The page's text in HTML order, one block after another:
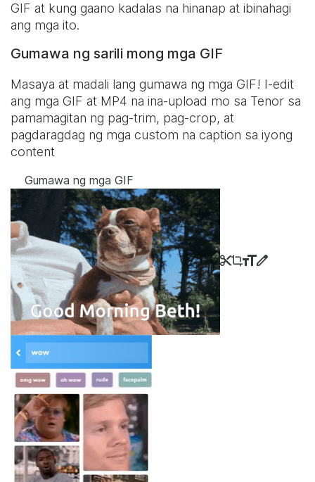
GIF at kung gaano kadalas na hinanap at ibinahagi
ang mga ito.
Gumawa ng sarili mong mga GIF
Masaya at madali lang gumawa ng mga GIF! I-edit
ang mga GIF at MP4 na ina-upload mo sa Tenor sa
pamamagitan ng pag-trim, pag-crop, at
pagdaragdag ng mga custom na caption sa iyong
content
Gumawa ng mga GIF